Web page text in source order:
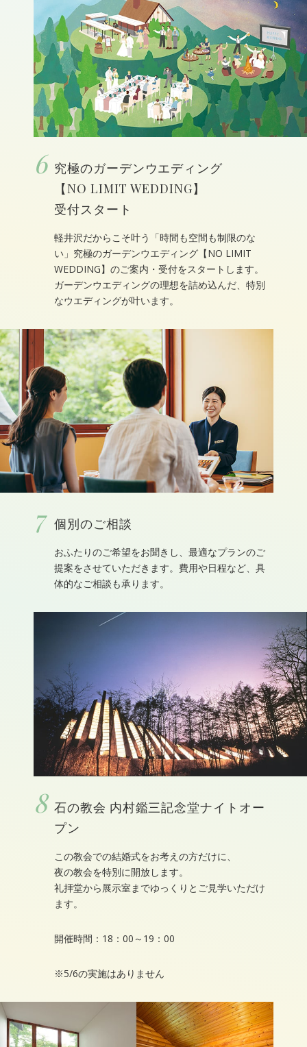
6 究極のガーデンウエディング
【NO LIMIT WEDDING】
受付スタート
軽井沢だからこそ叶う「時間も空間も制限のな
い」究極のガーデンウエディング【NO LIMIT
WEDDING】のご案内・受付をスタートします。
ガーデンウエディングの理想を詰め込んだ、特別
なウエディングが叶います。
7 個別のご相談
おふたりのご希望をお聞きし、最適なプランのご
提案をさせていただきます。費用や日程など、具
体的なご相談も承ります。
8 石の教会 内村鑑三記念堂ナイトオー
プン
この教会での結婚式をお考えの方だけに、
夜の教会を特別に開放します。
礼拝堂から展示室までゆっくりとご見学いただけ
ます。
開催時間：18：00～19：00
※5/6の実施はありません